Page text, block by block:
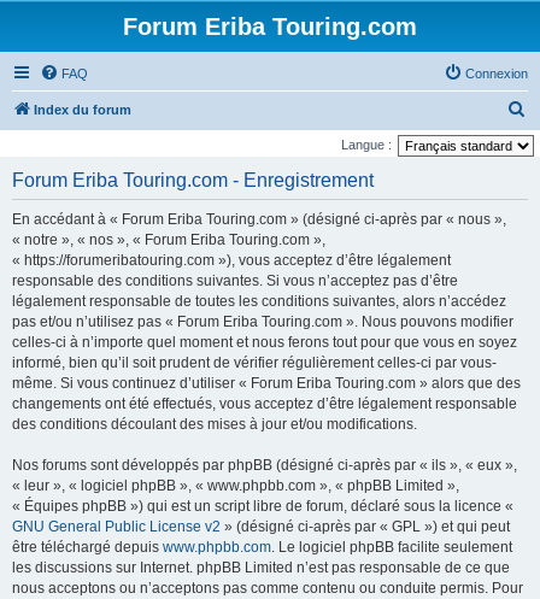
Forum Eriba Touring.com
FAQ Connexion
Index du forum
e
Langue :
Forum Eriba Touring.com - Enregistrement
En accédant à « Forum Eriba Touring.com » (désigné ci-après par « nous »,
« notre », « nos », « Forum Eriba Touring.com »,
« https://forumeribatouring.com »), vous acceptez d’être légalement
responsable des conditions suivantes. Si vous n’acceptez pas d’être
légalement responsable de toutes les conditions suivantes, alors n’accédez
pas et/ou n’utilisez pas « Forum Eriba Touring.com ». Nous pouvons modifier
celles-ci à n’importe quel moment et nous ferons tout pour que vous en soyez
informé, bien qu’il soit prudent de vérifier régulièrement celles-ci par vous-
même. Si vous continuez d’utiliser « Forum Eriba Touring.com » alors que des
changements ont été effectués, vous acceptez d’être légalement responsable
des conditions découlant des mises à jour et/ou modifications.
Nos forums sont développés par phpBB (désigné ci-après par « ils », « eux »,
« leur », « logiciel phpBB », « www.phpbb.com », « phpBB Limited »,
« Équipes phpBB ») qui est un script libre de forum, déclaré sous la licence «
GNU General Public License v2 » (désigné ci-après par « GPL ») et qui peut
être téléchargé depuis www.phpbb.com. Le logiciel phpBB facilite seulement
les discussions sur Internet. phpBB Limited n’est pas responsable de ce que
nous acceptons ou n’acceptons pas comme contenu ou conduite permis. Pour